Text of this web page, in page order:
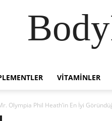
VITAMINLER
Olympia Phil Heath’in En İyi